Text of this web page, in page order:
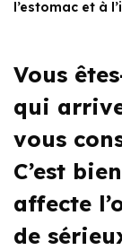
l’estomac et à
Vous
qui
vous
C’est
affecte
de